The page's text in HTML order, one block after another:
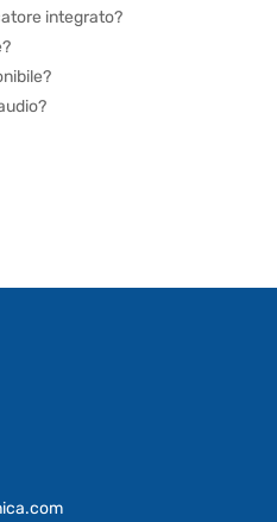
integrato?